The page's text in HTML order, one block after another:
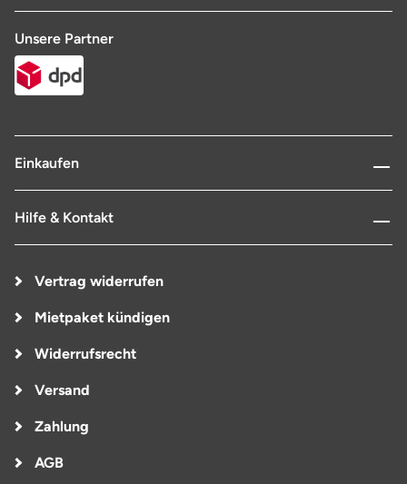
Unsere Partner
Einkaufen
Hilfe & Kontakt
Vertrag widerrufen
Mietpaket kündigen
Widerrufsrecht
Versand
Zahlung
AGB